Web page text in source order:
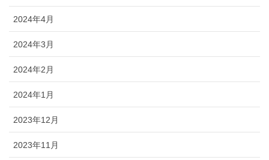
2024年4月
2024年3月
2024年2月
2024年1月
2023年12月
2023年11月